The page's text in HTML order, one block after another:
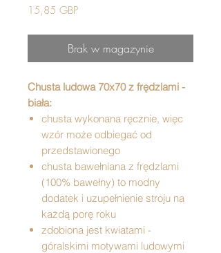
15,85 GBPCena
Brak w magazynie
Chusta ludowa 70x70 z frędzlami -
biała:
chusta wykonana ręcznie, więc
wzór może odbiegać od
przedstawionego
chusta bawełniana z frędzlami
(100% bawełny) to modny
dodatek i uzupełnienie stroju na
każdą porę roku
zdobiona jest kwiatami -
góralskimi motywami ludowymi